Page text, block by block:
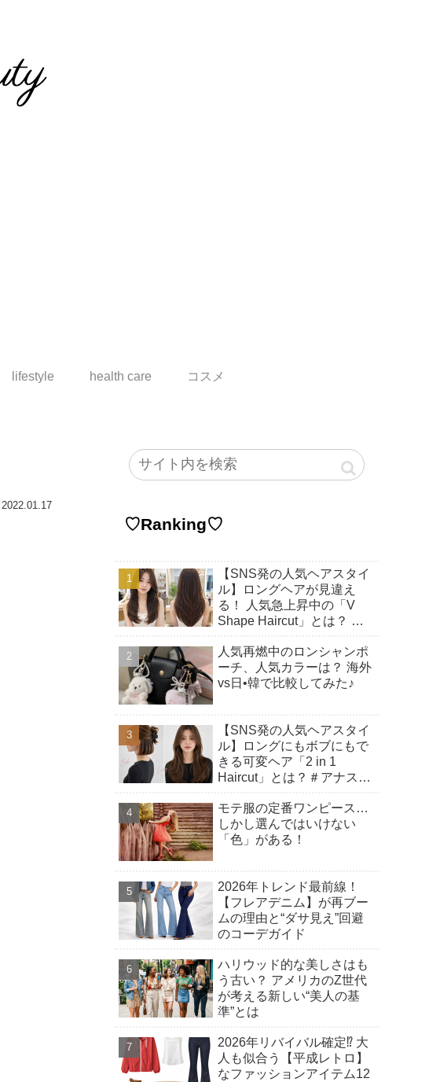
lifestyle health care コスメ
2022.01.17
♡Ranking♡
【SNS発の人気ヘアスタイ
ル】ロングヘアが見違え
る！ 人気急上昇中の「V
Shape Haircut」とは？ ア
由♡
人気再燃中のロンシャンポ
ーチ、人気カラーは？ 海外
vs日•韓で比較してみた♪
【SNS発の人気ヘアスタイ
ル】ロングにもボブにもで
きる可変ヘア「2 in 1
Haircut」とは？＃アナスタ
モテ服の定番ワンピース…
しかし選んではいけない
「色」がある！
2026年トレンド最前線！
【フレアデニム】が再ブー
ムの理由と“ダサ見え”回避
のコーデガイド
ハリウッド的な美しさはも
う古い？ アメリカのZ世代
が考える新しい“美人の基
準”とは
2026年リバイバル確定⁉︎ 大
人も似合う【平成レトロ】
なファッションアイテム12